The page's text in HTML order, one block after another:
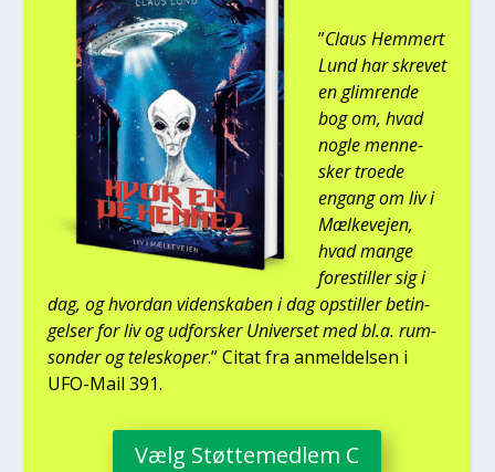
”Claus Hem­mert
Lund har skre­vet
en glim­ren­de
bog om, hvad
nog­le men­ne­
sker tro­e­de
engang om liv i
Mæl­ke­vej­en,
hvad man­ge
fore­stil­ler sig i
dag, og hvor­dan viden­ska­ben i dag opstil­ler betin­
gel­ser for liv og udfor­sker Uni­ver­set med bl.a. rum­
son­der og telesko­per.” Citat fra anmel­del­sen i
UFO-Mail 391.
Vælg Støt­te­med­lem C